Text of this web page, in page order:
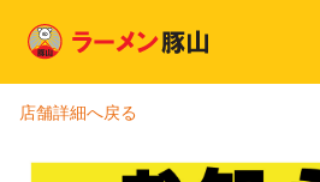
店舗詳細へ戻る